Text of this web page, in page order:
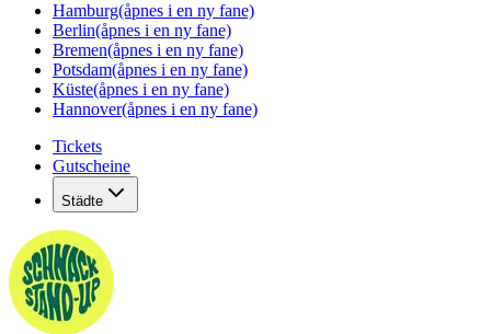
Hamburg(åpnes i en ny fane)
Berlin(åpnes i en ny fane)
Bremen(åpnes i en ny fane)
Potsdam(åpnes i en ny fane)
Küste(åpnes i en ny fane)
Hannover(åpnes i en ny fane)
Tickets
Gutscheine
Städte